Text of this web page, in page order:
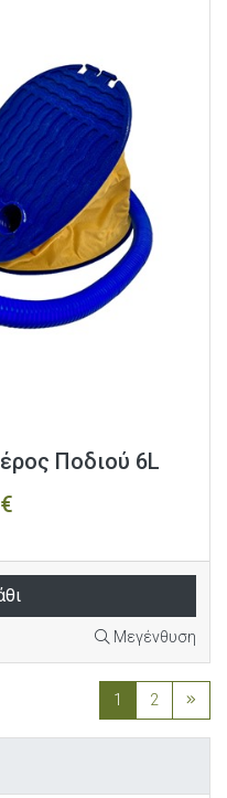
Ποδιού 6L
Μεγένθυση
1 2